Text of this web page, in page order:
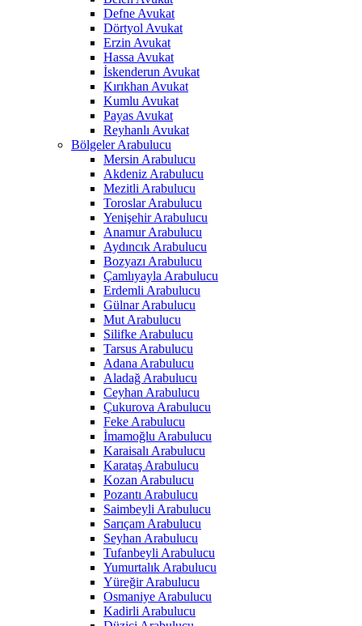
Defne Avukat
Dörtyol Avukat
Erzin Avukat
Hassa Avukat
İskenderun Avukat
Kırıkhan Avukat
Kumlu Avukat
Payas Avukat
Reyhanlı Avukat
Bölgeler Arabulucu
Mersin Arabulucu
Akdeniz Arabulucu
Mezitli Arabulucu
Toroslar Arabulucu
Yenişehir Arabulucu
Anamur Arabulucu
Aydıncık Arabulucu
Bozyazı Arabulucu
Çamlıyayla Arabulucu
Erdemli Arabulucu
Gülnar Arabulucu
Mut Arabulucu
Silifke Arabulucu
Tarsus Arabulucu
Adana Arabulucu
Aladağ Arabulucu
Ceyhan Arabulucu
Çukurova Arabulucu
Feke Arabulucu
İmamoğlu Arabulucu
Karaisalı Arabulucu
Karataş Arabulucu
Kozan Arabulucu
Pozantı Arabulucu
Saimbeyli Arabulucu
Sarıçam Arabulucu
Seyhan Arabulucu
Tufanbeyli Arabulucu
Yumurtalık Arabulucu
Yüreğir Arabulucu
Osmaniye Arabulucu
Kadirli Arabulucu